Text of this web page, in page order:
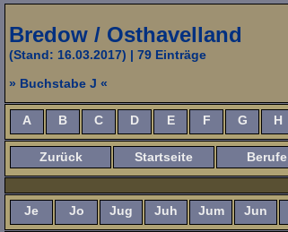
Bredow / Osthavelland
(Stand: 16.03.2017) | 79 Einträge
» Buchstabe J «
A B C D E F G H
Zurück Startseite Berufe
Je Jo Jug Juh Jum Jun